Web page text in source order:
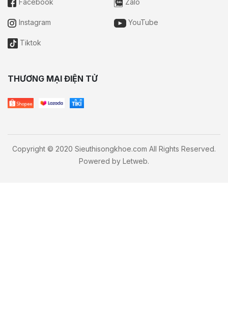
Instagram YouTube
Tiktok
THƯƠNG MẠI ĐIỆN TỬ
Copyright © 2020 Sieuthisongkhoe.com All Rights Reserved.
Powered by Letweb.